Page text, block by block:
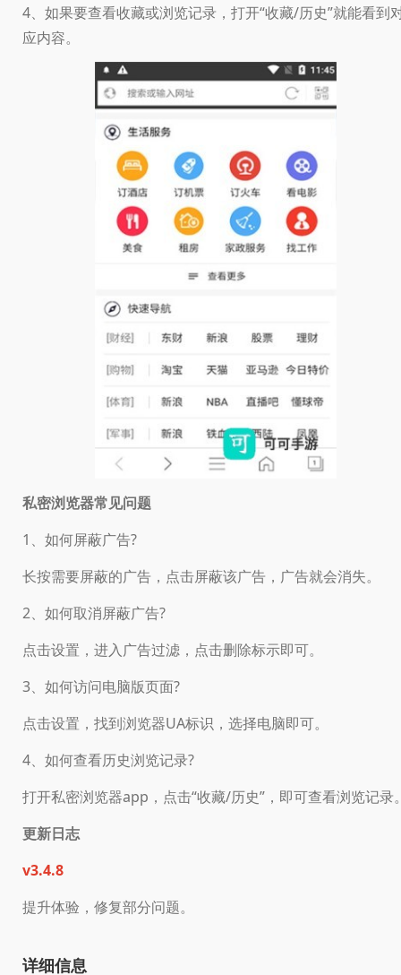
4、如果要查看收藏或浏览记录，打开“收藏/历史”就能看到
应内容。
私密浏览器常见问题
1、如何屏蔽广告?
长按需要屏蔽的广告，点击屏蔽该广告，广告就会消失。
2、如何取消屏蔽广告?
点击设置，进入广告过滤，点击删除标示即可。
3、如何访问电脑版页面?
点击设置，找到浏览器UA标识，选择电脑即可。
4、如何查看历史浏览记录?
打开私密浏览器app，点击“收藏/历史”，即可查看浏览记录
更新日志
v3.4.8
提升体验，修复部分问题。
详细信息